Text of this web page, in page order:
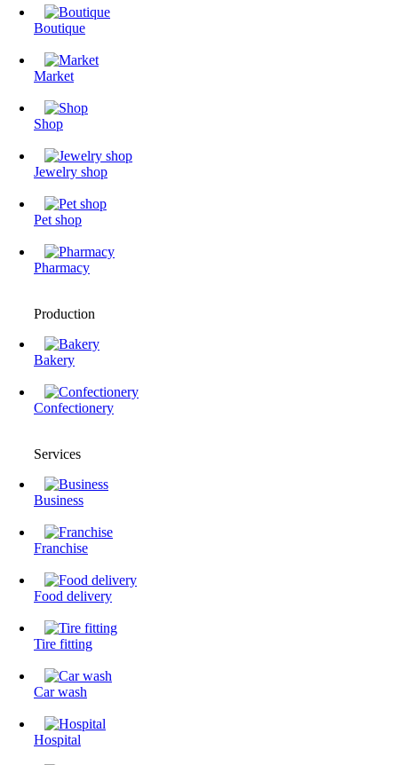
Boutique
Market
Shop
Jewelry shop
Pet shop
Pharmacy
Production
Bakery
Confectionery
Services
Business
Franchise
Food delivery
Tire fitting
Сar wash
Hospital